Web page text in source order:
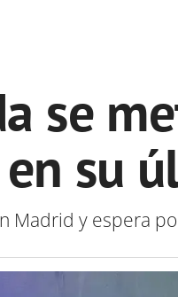
se
su
Madrid y espera